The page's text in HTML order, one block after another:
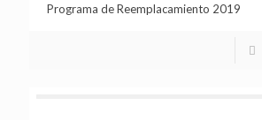
Programa de Reemplacamiento 2019